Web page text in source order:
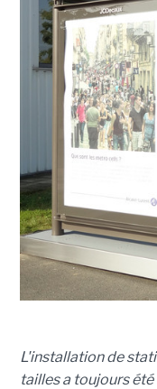
L'installation de
tailles a toujours été